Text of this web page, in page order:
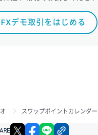
FXデモ取引をはじめる
スワップポイントカレンダー
X facebook